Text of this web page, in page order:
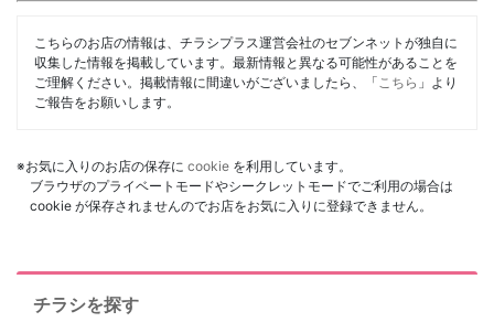
こちらのお店の情報は、チラシプラス運営会社のセブンネットが独自に
収集した情報を掲載しています。最新情報と異なる可能性があることを
ご理解ください。掲載情報に間違いがございましたら、「 こちら 」より
ご報告をお願いします。
※お気に入りのお店の保存に cookie を利用しています。
ブラウザのプライベートモードやシークレットモードでご利用の場合は
cookie が保存されませんのでお店をお気に入りに登録できません。
チラシを探す